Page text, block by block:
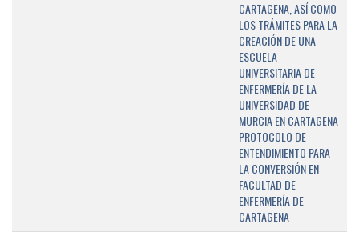
CARTAGENA, ASÍ COMO
LOS TRÁMITES PARA LA
CREACIÓN DE UNA
ESCUELA
UNIVERSITARIA DE
ENFERMERÍA DE LA
UNIVERSIDAD DE
MURCIA EN CARTAGENA
PROTOCOLO DE
ENTENDIMIENTO PARA
LA CONVERSIÓN EN
FACULTAD DE
ENFERMERÍA DE
CARTAGENA